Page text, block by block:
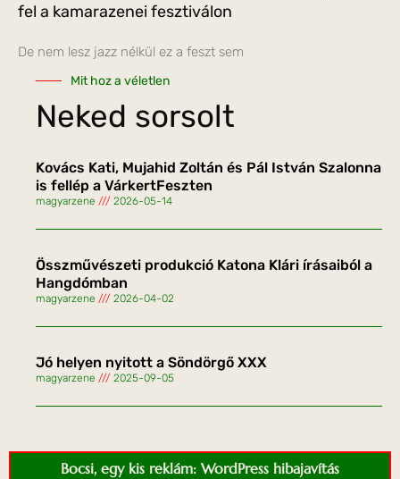
fel a kamarazenei fesztiválon
De nem lesz jazz nélkül ez a feszt sem
Mit hoz a véletlen
Neked sorsolt
Kovács Kati, Mujahid Zoltán és Pál István Szalonna
is fellép a VárkertFeszten
magyarzene 2026-05-14
Összművészeti produkció Katona Klári írásaiból a
Hangdómban
magyarzene 2026-04-02
Jó helyen nyitott a Söndörgő XXX
magyarzene 2025-09-05
Bocsi, egy kis reklám: WordPress hibajavítás